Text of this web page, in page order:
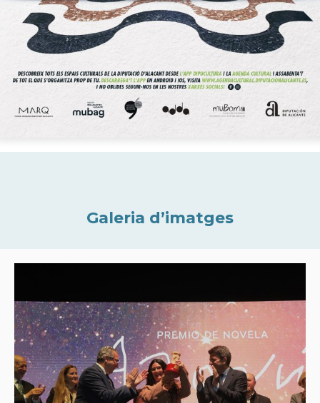
Galeria d’imatges